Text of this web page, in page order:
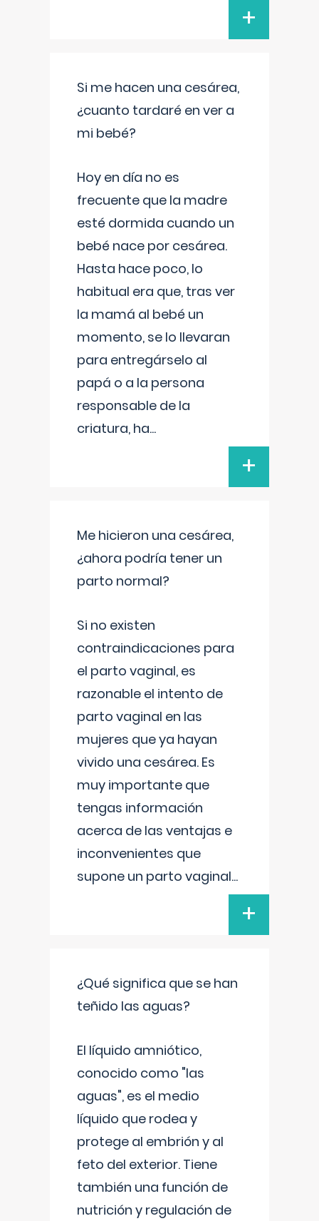
+
Si me hacen una cesárea,
¿cuanto tardaré en ver a
mi bebé?
Hoy en día no es
frecuente que la madre
esté dormida cuando un
bebé nace por cesárea.
Hasta hace poco, lo
habitual era que, tras ver
la mamá al bebé un
momento, se lo llevaran
para entregárselo al
papá o a la persona
responsable de la
criatura, ha...
+
Me hicieron una cesárea,
¿ahora podría tener un
parto normal?
Si no existen
contraindicaciones para
el parto vaginal, es
razonable el intento de
parto vaginal en las
mujeres que ya hayan
vivido una cesárea. Es
muy importante que
tengas información
acerca de las ventajas e
inconvenientes que
supone un parto vaginal...
+
¿Qué significa que se han
teñido las aguas?
El líquido amniótico,
conocido como "las
aguas", es el medio
líquido que rodea y
protege al embrión y al
feto del exterior. Tiene
también una función de
nutrición y regulación de